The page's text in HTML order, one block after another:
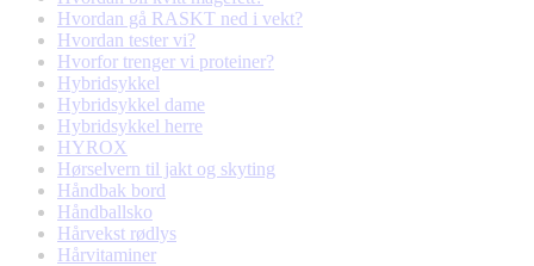
Hvordan gå RASKT ned i vekt?
Hvordan tester vi?
Hvorfor trenger vi proteiner?
Hybridsykkel
Hybridsykkel dame
Hybridsykkel herre
HYROX
Hørselvern til jakt og skyting
Håndbak bord
Håndballsko
Hårvekst rødlys
Hårvitaminer